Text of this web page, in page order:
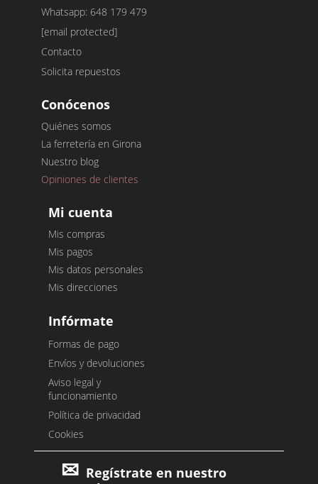
Whatsapp: 648 179 479
[email protected]
Contacto
Solicita repuestos
Conócenos
Quiénes somos
La ferretería en Girona
Nuestro blog
Opiniones de clientes
Mi cuenta
Mis compras
Mis pagos
Mis datos personales
Mis direcciones
Infórmate
Formas de pago
Envíos y devoluciones
Aviso legal y
funcionamiento
Política de privacidad
Cookies
Regístrate en nuestro